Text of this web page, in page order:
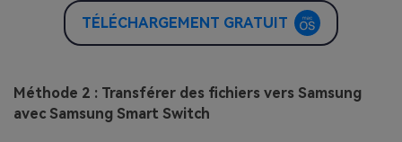
TÉLÉCHARGEMENT GRATUIT
Méthode 2 : Transférer des fichiers vers Samsung
avec Samsung Smart Switch